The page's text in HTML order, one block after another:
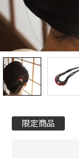
限定商品